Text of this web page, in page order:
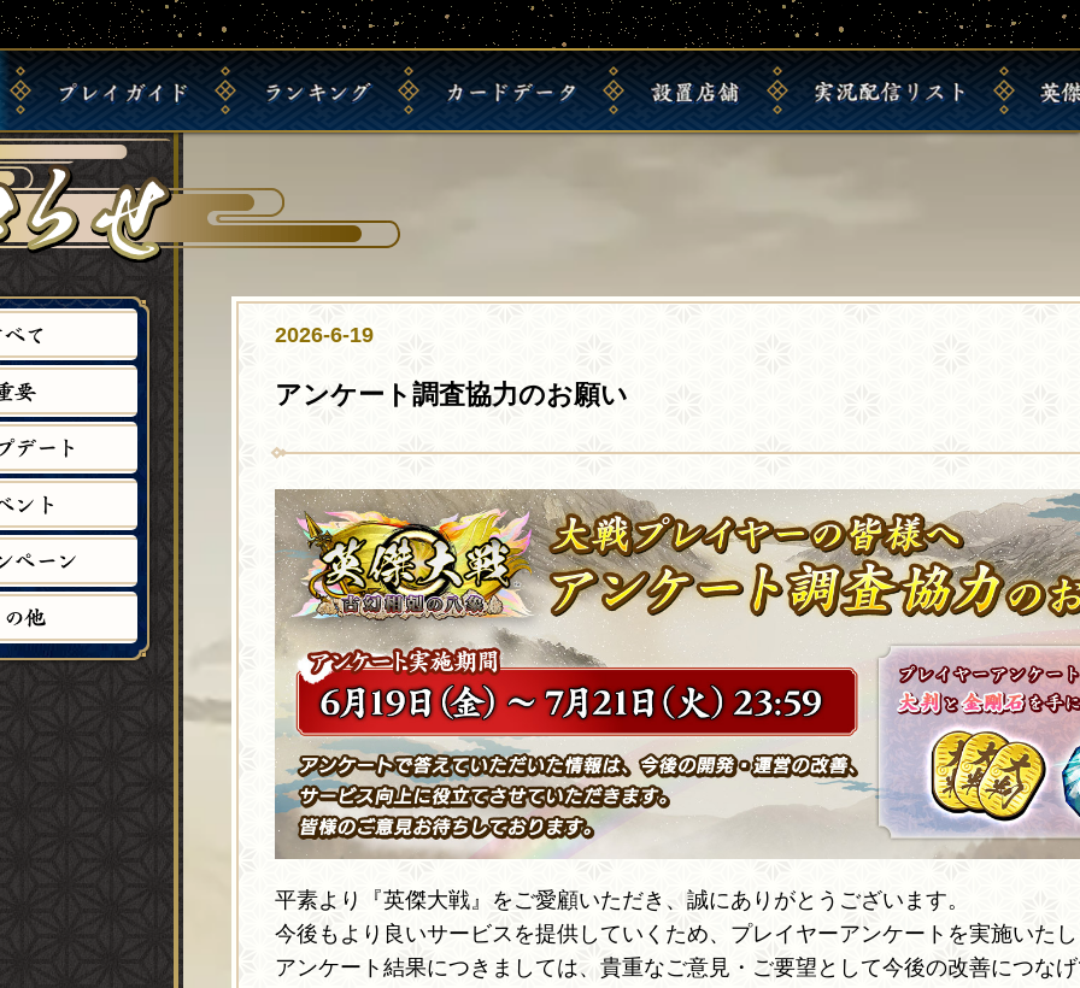
プレイガイド
英
傑
大
戦
と
は
初
め
て
の
方
は
ち
完
全
レ
イ
ガ
ド
ランキング
国
主
君
ン
キ
グ
別
主
ラ
ン
ン
グ
ラ
ン
ン
グ
キ
キ
カードデータ 設置店舗 実況配信リスト 英
べて
要
デート
ント
ペーン
の他
2026-6-19
アンケート調査協力のお願い
平素より『英傑大戦』をご愛顧いただき、誠にありがとうございます。
今後もより良いサービスを提供していくため、プレイヤーアンケートを実施いた
アンケート結果につきましては、貴重なご意見・ご要望として今後の改善につな